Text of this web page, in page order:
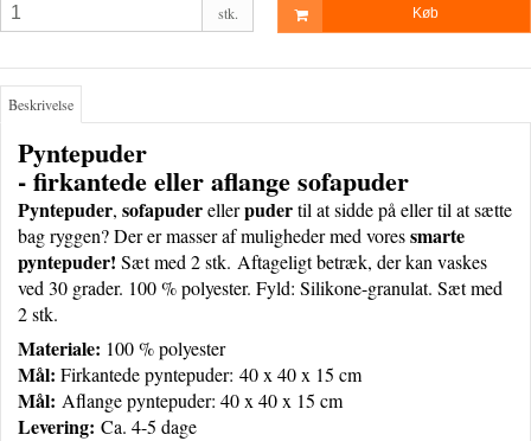
stk. Køb
Beskrivelse
Pyntepuder
- firkantede eller aflange sofapuder
Pyntepuder, sofapuderellerpudertil at sidde på eller til at sætte
bag ryggen? Der er masser af muligheder med voressmarte
pyntepuder! Sæt med 2 stk. Aftageligt betræk, der kan vaskes
ved 30 grader. 100 % polyester. Fyld: Silikone-granulat. Sæt med
2 stk.
Materiale: 100 % polyester
Mål: Firkantede pyntepuder: 40 x 40 x 15 cm
Mål: Aflange pyntepuder: 40 x 40 x 15 cm
Levering: Ca. 4-5 dage